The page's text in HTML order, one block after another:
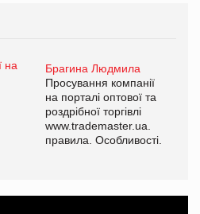
Брагина Людмила
Просування компанії
на порталі оптової та
роздрібної торгівлі
www.trademaster.ua.
правила. Особливості.